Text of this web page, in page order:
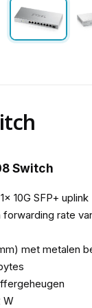
Switch
10G SFP+ uplink
rate
met metalen
W